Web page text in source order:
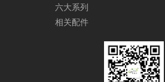
六大系列
相关配件